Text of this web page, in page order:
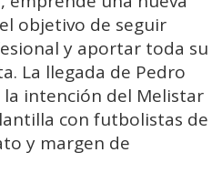
objetivo de seguir
y aportar toda su
La llegada de Pedro
intención del Melistar
con futbolistas de
y margen de